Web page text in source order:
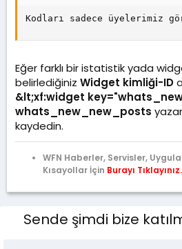
Kodları sadece üyelerimiz
Eğer farklı bir istatistik yada
belirlediğiniz Widget kimliği-ID
&lt;xf:widget
whats_new_new_posts
kaydedin.
WFN Haberler, Servisler,
Kısayollar İçin Burayı Tıklayınız.
Sende şimdi bize